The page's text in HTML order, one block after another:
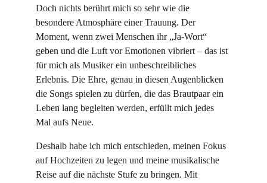
Doch nichts berührt mich so sehr wie die
besondere Atmosphäre einer Trauung. Der
Moment, wenn zwei Menschen ihr „Ja-Wort“
geben und die Luft vor Emotionen vibriert – das ist
für mich als Musiker ein unbeschreibliches
Erlebnis. Die Ehre, genau in diesen Augenblicken
die Songs spielen zu dürfen, die das Brautpaar ein
Leben lang begleiten werden, erfüllt mich jedes
Mal aufs Neue.
Deshalb habe ich mich entschieden, meinen Fokus
auf Hochzeiten zu legen und meine musikalische
Reise auf die nächste Stufe zu bringen. Mit